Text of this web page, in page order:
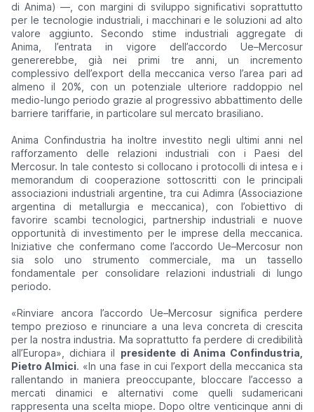
di Anima) —, con margini di sviluppo significativi soprattutto
per le tecnologie industriali, i macchinari e le soluzioni ad alto
valore aggiunto. Secondo stime industriali aggregate di
Anima, l’entrata in vigore dell’accordo Ue–Mercosur
genererebbe, già nei primi tre anni, un incremento
complessivo dell’export della meccanica verso l’area pari ad
almeno il 20%, con un potenziale ulteriore raddoppio nel
medio-lungo periodo grazie al progressivo abbattimento delle
barriere tariffarie, in particolare sul mercato brasiliano.
Anima Confindustria ha inoltre investito negli ultimi anni nel
rafforzamento delle relazioni industriali con i Paesi del
Mercosur. In tale contesto si collocano i protocolli di intesa e i
memorandum di cooperazione sottoscritti con le principali
associazioni industriali argentine, tra cui Adimra (Associazione
argentina di metallurgia e meccanica), con l’obiettivo di
favorire scambi tecnologici, partnership industriali e nuove
opportunità di investimento per le imprese della meccanica.
Iniziative che confermano come l’accordo Ue–Mercosur non
sia solo uno strumento commerciale, ma un tassello
fondamentale per consolidare relazioni industriali di lungo
periodo.
«Rinviare ancora l’accordo Ue–Mercosur significa perdere
tempo prezioso e rinunciare a una leva concreta di crescita
per la nostra industria. Ma soprattutto fa perdere di credibilità
all’Europa», dichiara il presidente di Anima Confindustria,
Pietro Almici. «In una fase in cui l’export della meccanica sta
rallentando in maniera preoccupante, bloccare l’accesso a
mercati dinamici e alternativi come quelli sudamericani
rappresenta una scelta miope. Dopo oltre venticinque anni di